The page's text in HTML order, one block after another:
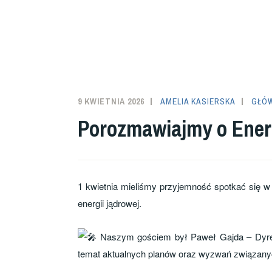
9 KWIETNIA 2026 AMELIA KASIERSKA
Porozmawiajmy o
1 kwietnia mieliśmy przyjemność spotkać się
energii jądrowej.
Naszym gościem był Paweł Gajda –
temat aktualnych planów oraz wyzwań